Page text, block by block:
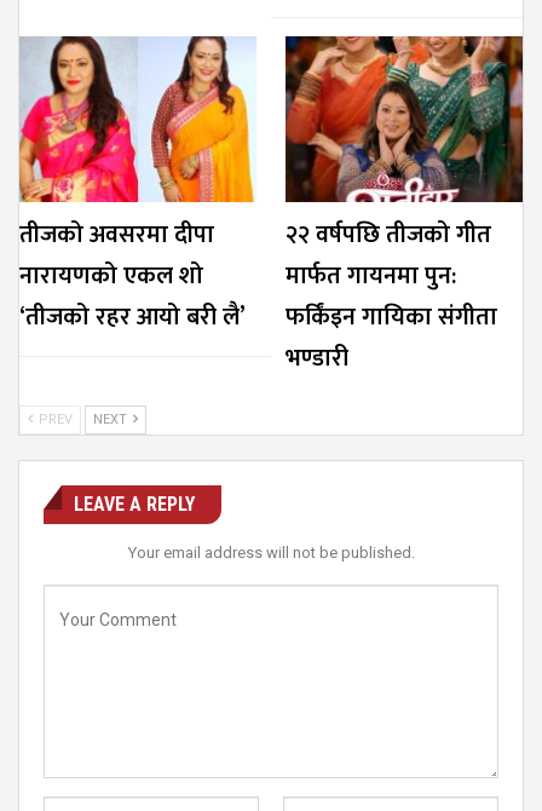
तीजको अवसरमा दीपा
नारायणको एकल शो
‘तीजको रहर आयो बरी लै’
२२ वर्षपछि तीजको गीत
मार्फत गायनमा पुन:
फर्किंइन गायिका संगीता
भण्डारी
PREV NEXT
LEAVE A REPLY
Your email address will not be published.